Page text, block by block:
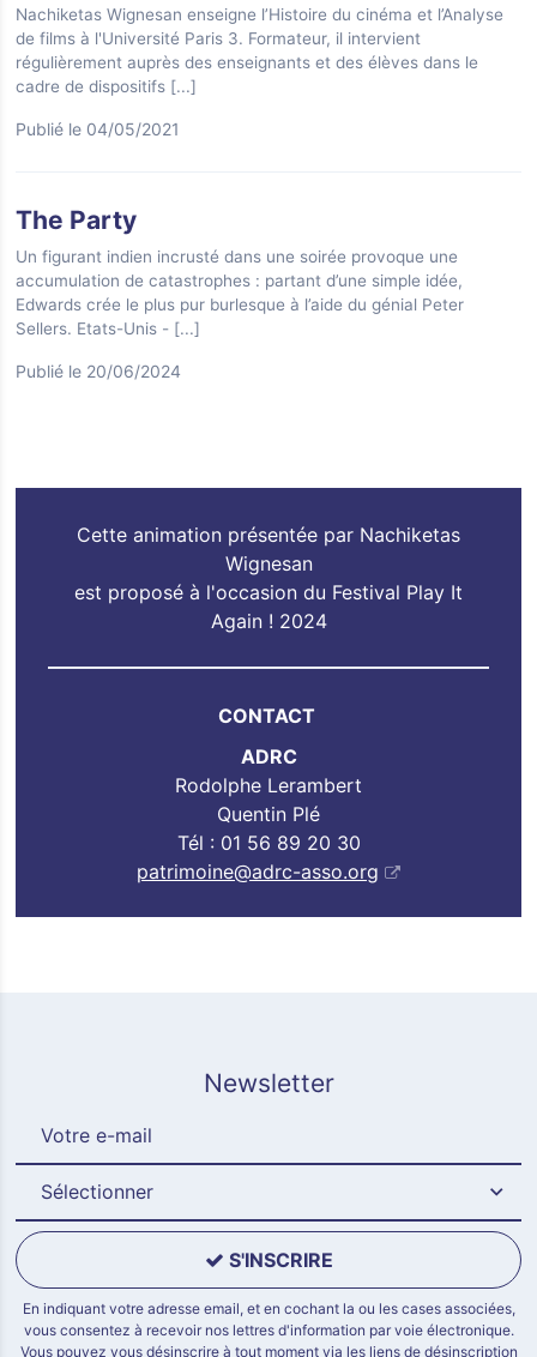
Nachiketas Wignesan enseigne l’Histoire du cinéma et l’Analyse
de films à l'Université Paris 3. Formateur, il intervient
régulièrement auprès des enseignants et des élèves dans le
cadre de dispositifs [...]
Publié le 04/05/2021
The Party
Un figurant indien incrusté dans une soirée provoque une
accumulation de catastrophes : partant d’une simple idée,
Edwards crée le plus pur burlesque à l’aide du génial Peter
Sellers. Etats-Unis - [...]
Publié le 20/06/2024
Cette animation présentée par Nachiketas
Wignesan
est proposé à l'occasion du Festival Play It
Again ! 2024
CONTACT
ADRC
Rodolphe Lerambert
Quentin Plé
Tél : 01 56 89 20 30
patrimoine@adrc-asso.org
Newsletter
Sélectionner
S'INSCRIRE
En indiquant votre adresse email, et en cochant la ou les cases associées,
vous consentez à recevoir nos lettres d'information par voie électronique.
Vous pouvez vous désinscrire à tout moment via les liens de désinscription